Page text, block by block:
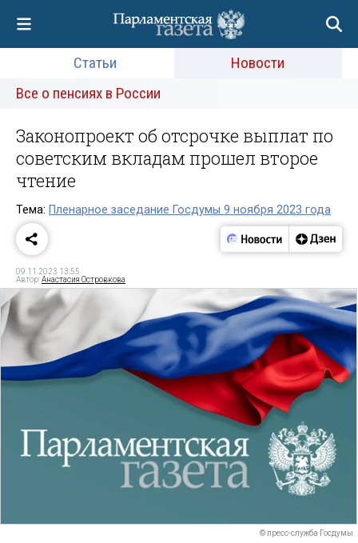
Статьи
Новости
Все о пенсиях в России
Законопроект об отсрочке выплат по
советским вкладам прошел второе
чтение
Тема: Пленарное заседание Госдумы 9 ноября 2023 года
09.11.2023 13:55
Автор:Анастасия Островкова
© пресс-служба Госдумы